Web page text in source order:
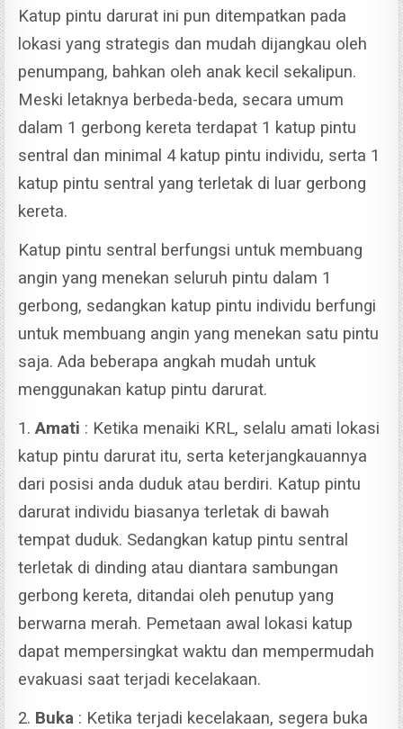
Katup pintu darurat ini pun ditempatkan pada
lokasi yang strategis dan mudah dijangkau oleh
penumpang, bahkan oleh anak kecil sekalipun.
Meski letaknya berbeda-beda, secara umum
dalam 1 gerbong kereta terdapat 1 katup pintu
sentral dan minimal 4 katup pintu individu, serta 1
katup pintu sentral yang terletak di luar gerbong
kereta.
Katup pintu sentral berfungsi untuk membuang
angin yang menekan seluruh pintu dalam 1
gerbong, sedangkan katup pintu individu berfungi
untuk membuang angin yang menekan satu pintu
saja.Ada beberapa angkah mudah untuk
menggunakan katup pintu darurat.
1.Amati : Ketika menaiki KRL, selalu amati lokasi
katup pintu darurat itu, serta keterjangkauannya
dari posisi anda duduk atau berdiri. Katup pintu
darurat individu biasanya terletak di bawah
tempat duduk. Sedangkan katup pintu sentral
terletak di dinding atau diantara sambungan
gerbong kereta, ditandai oleh penutup yang
berwarna merah. Pemetaan awal lokasi katup
dapat mempersingkat waktu dan mempermudah
evakuasi saat terjadi kecelakaan.
2. Buka : Ketika terjadi kecelakaan, segera buka